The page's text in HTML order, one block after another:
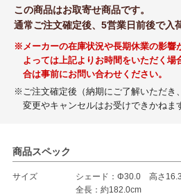
この商品はお取寄せ商品です。
通常ご注文確定後、5営業日前後で入
※メーカーの在庫状況や長期休業の影響
よっては上記よりお時間をいただく場
合は事前にお問い合わせください。
※ご注文確定後（納期にご了解いただき
変更やキャンセルはお受けできかねま
商品スペック
サイズ
シェード：Φ30.0 高さ
全長：約182.0cm